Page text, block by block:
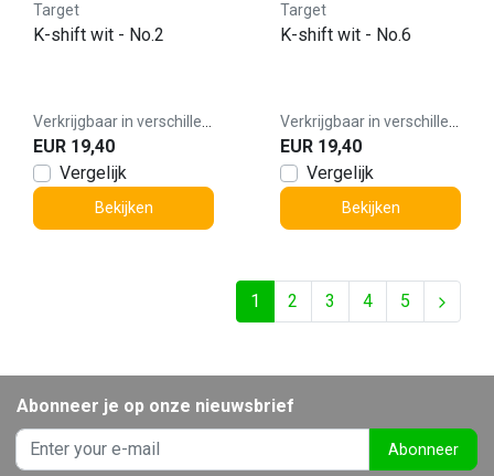
Target
K-shift wit - No.2
EUR 19,40
Vergelijk
Bekijken
Target
K-shift wit - No.6
EUR 19,40
Vergelijk
Bekijken
1 2 3 4 5
Abonneer je op onze nieuwsbrief
Abonneer